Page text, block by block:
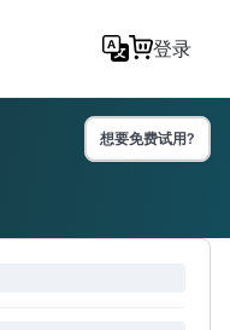
登录
想要免费试用?